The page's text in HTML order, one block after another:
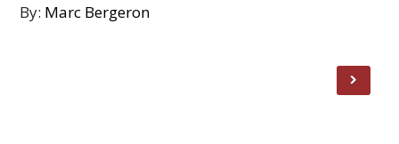
By: Marc Bergeron